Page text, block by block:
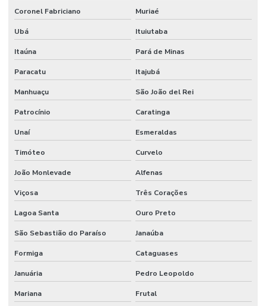
Coronel Fabriciano Muriaé
Ubá Ituiutaba
Itaúna Pará de Minas
Paracatu Itajubá
Manhuaçu São João del Rei
Patrocínio Caratinga
Unaí Esmeraldas
Timóteo Curvelo
João Monlevade Alfenas
Viçosa Três Corações
Lagoa Santa Ouro Preto
São Sebastião do Paraíso Janaúba
Formiga Cataguases
Januária Pedro Leopoldo
Mariana Frutal